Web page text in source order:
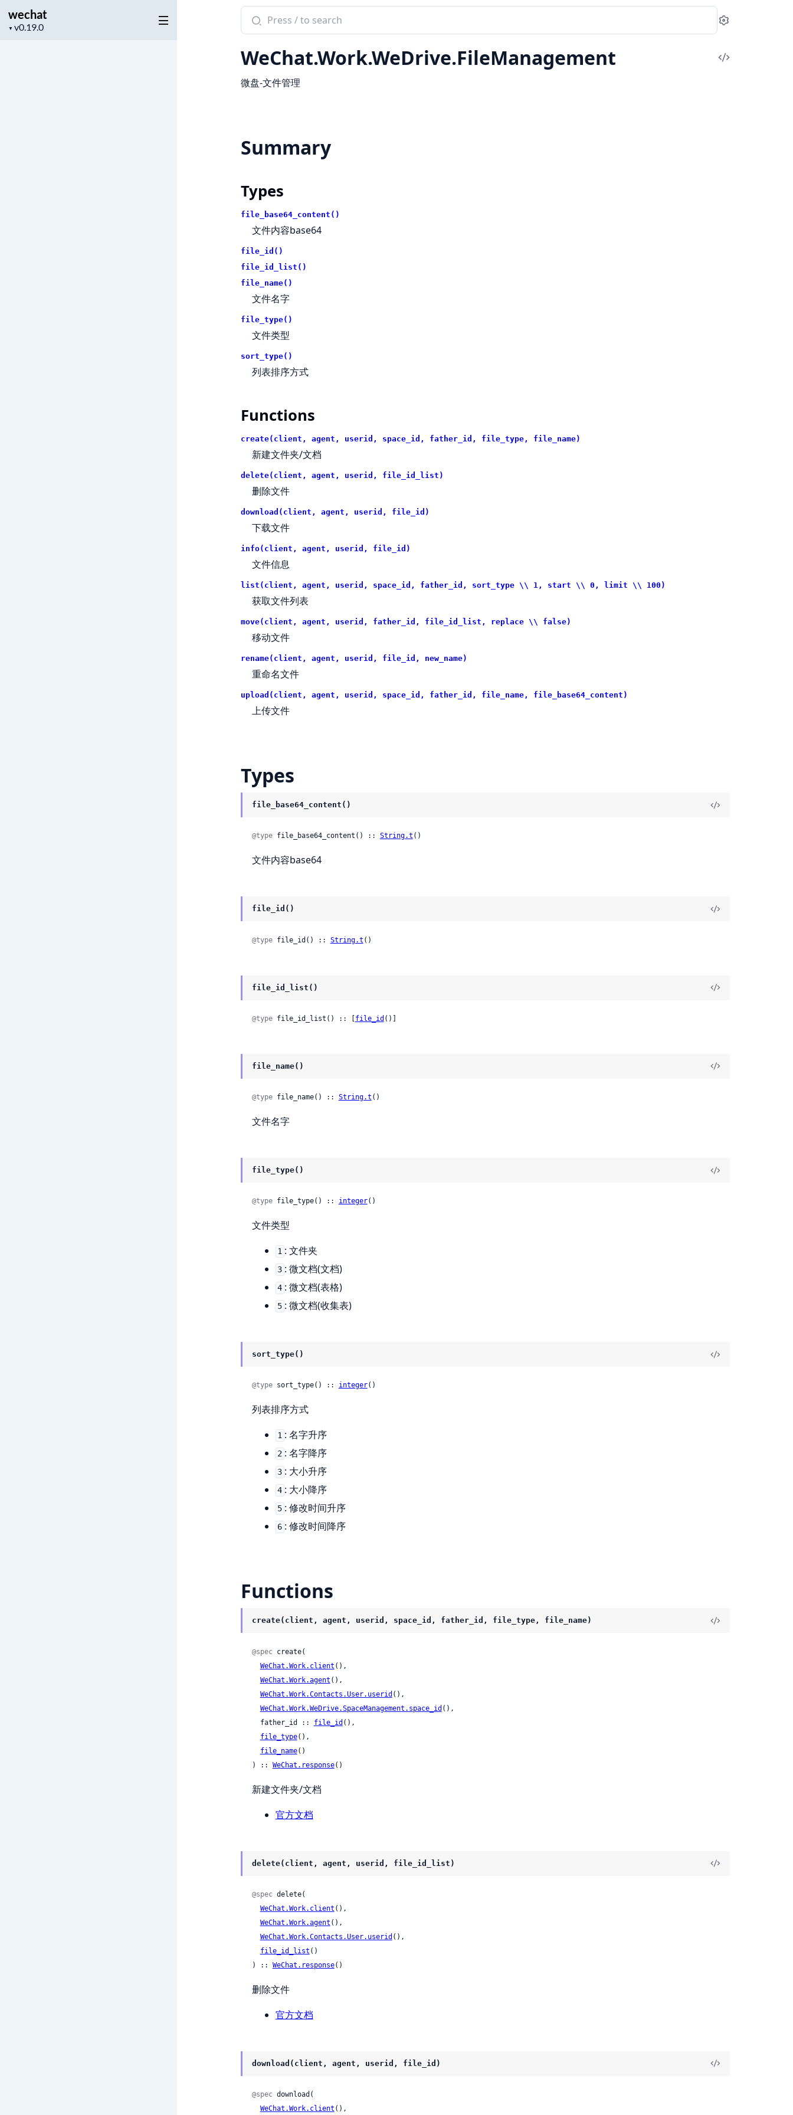
wechat
▼
Project
Search
documentation
wechat
Settings
WeChat.Work.WeDrive.FileManagement
View
微盘-文件管理
Summary
Types
file_base64_content()
文件内容base64
file_id()
file_id_list()
file_name()
文件名字
file_type()
文件类型
sort_type()
列表排序方式
Functions
create(client, agent, userid, space_id, father_id, file_type, file_name)
新建文件夹/文档
delete(client, agent, userid, file_id_list)
删除文件
download(client, agent, userid, file_id)
下载文件
info(client, agent, userid, file_id)
文件信息
list(client, agent, userid, space_id, father_id, sort_type \\ 1, start \\ 0, limit \\ 100)
获取文件列表
move(client, agent, userid, father_id, file_id_list, replace \\ false)
移动文件
rename(client, agent, userid, file_id, new_name)
重命名文件
upload(client, agent, userid, space_id, father_id, file_name, file_base64_content)
上传文件
Types
file_base64_content()
@type file_base64_content() :: String.t ()
文件内容base64
file_id()
@type file_id() :: String.t ()
file_id_list()
@type file_id_list() :: [file_id ()]
file_name()
@type file_name() :: String.t ()
文件名字
file_type()
@type file_type() :: integer()
文件类型
1 : 文件夹
3 : 微文档(文档)
4 : 微文档(表格)
5 : 微文档(收集表)
sort_type()
@type sort_type() :: integer()
列表排序方式
1 : 名字升序
2 : 名字降序
3 : 大小升序
4 : 大小降序
5 : 修改时间升序
6 : 修改时间降序
Functions
create(client, agent, userid, space_id, father_id, file_type, file_name)
@spec create(
WeChat.Work.client (),
WeChat.Work.agent (),
WeChat.Work.Contacts.User.userid (),
WeChat.Work.WeDrive.SpaceManagement.space_id (),
  father_id ::
file_id (),
file_type(),
file_name()
) :: WeChat.response()
新建文件夹/文档
官方文档
delete(client, agent, userid, file_id_list)
@spec delete(
WeChat.Work.client (),
WeChat.Work.agent (),
WeChat.Work.Contacts.User.userid (),
file_id_list ()
) :: WeChat.response()
删除文件
官方文档
download(client, agent, userid, file_id)
@spec download(
WeChat.Work.client (),